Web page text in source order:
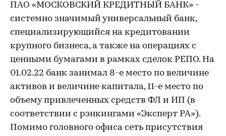
ПАО «МОСКОВСКИЙ КРЕДИТНЫЙ БАНК» -
системно значимый универсальный банк,
специализирующийся на кредитовании
крупного бизнеса, а также на операциях с
ценными бумагами в рамках сделок РЕПО. На
01.02.22 банк занимал 8-е место по величине
активов и величине капитала, 11-е место по
объему привлеченных средств ФЛ и ИП (в
соответствии с рэнкингами «Эксперт РА»).
Помимо головного офиса сеть присутствия